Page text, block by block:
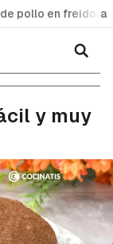
pollo en freidora
y muy